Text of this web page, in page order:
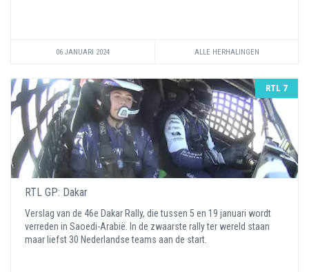
06 JANUARI 2024 ALLE HERHALINGEN
RTL 7
RTL GP: Dakar
Verslag van de 46e Dakar Rally, die tussen 5 en 19 januari wordt
verreden in Saoedi-Arabië. In de zwaarste rally ter wereld staan
maar liefst 30 Nederlandse teams aan de start.